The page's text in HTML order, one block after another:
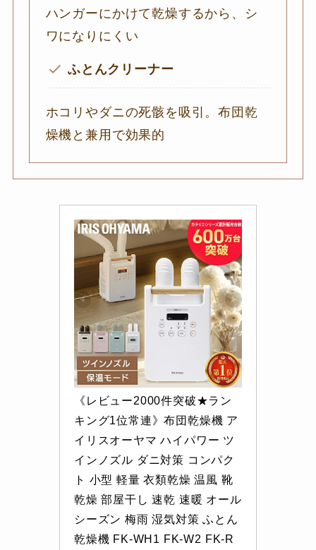
ハンガーにかけて乾燥するから、シ
ワになりにくい
ふとんクリーナー
ホコリやダニの死骸を吸引。布団乾
燥機と兼用で効果的
《レビュー2000件突破★ラン
キング1位常連》布団乾燥機 ア
イリスオーヤマ ハイパワー ツ
インノズル ダニ対策 コンパク
ト 小型 軽量 衣類乾燥 温風 靴
乾燥 部屋干し 速乾 速暖 オール
シーズン 梅雨 湿気対策 ふとん
乾燥機 FK-WH1 FK-W2 FK-R